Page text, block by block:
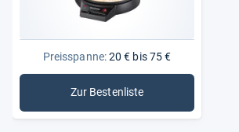
Preisspanne:20 € bis 75 €
Zur Bestenliste
: Crêpes-Maker